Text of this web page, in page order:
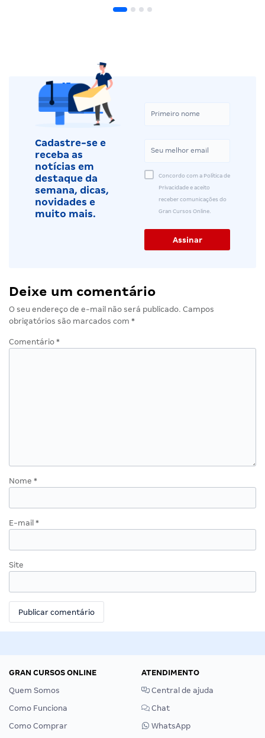
Cadastre-se e
receba as
notícias em
destaque da
semana, dicas,
novidades e
muito mais.
Concordo com a Política de
Privacidade e aceito
receber comunicações do
Gran Cursos Online.
Deixe um comentário
O seu endereço de e-mail não será publicado. Campos
obrigatórios são marcados com *
Comentário *
Nome *
E-mail *
Site
GRAN CURSOS ONLINE
Quem Somos
Como Funciona
Como Comprar
ATENDIMENTO
Central de ajuda
Chat
WhatsApp